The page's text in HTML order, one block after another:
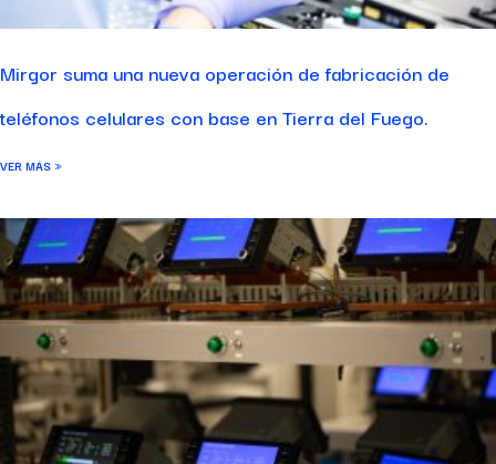
Mirgor suma una nueva operación de fabricación de
teléfonos celulares con base en Tierra del Fuego.
VER MÁS »